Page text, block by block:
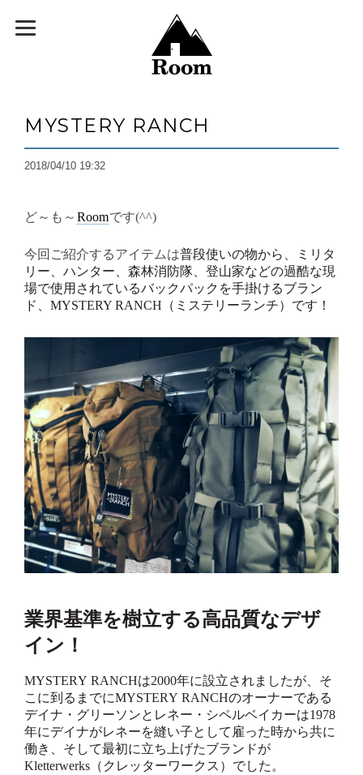
MYSTERY RANCH
2018/04/10 19:32
ど～も～ Roomです(^^)
今回ご紹介するアイテムは普段使いの物から、ミリタ
リー、ハンター、森林消防隊、登山家などの過酷な現
場で使用されているバックパックを手掛けるブラン
ド、MYSTERY RANCH（ミステリーランチ）です！
業界基準を樹立する高品質なデザ
イン！
MYSTERY RANCHは2000年に設立されましたが、そ
こに到るまでにMYSTERY RANCHのオーナーである
デイナ・グリーソンとレネー・シペルベイカーは1978
年にデイナがレネーを縫い子として雇った時から共に
働き、そして最初に立ち上げたブランドが
Kletterwerks（クレッターワークス）でした。